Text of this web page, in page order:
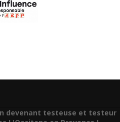
devenant testeuse et testeur